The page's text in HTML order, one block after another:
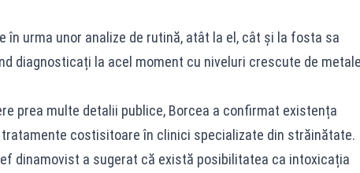
în urma unor analize de rutină, atât la el, cât și la fosta sa
diagnosticați la acel moment cu niveluri crescute de metale
prea multe detalii publice, Borcea a confirmat existența
costisitoare în clinici specializate din străinătate.
dinamovist a sugerat că există posibilitatea ca intoxicația